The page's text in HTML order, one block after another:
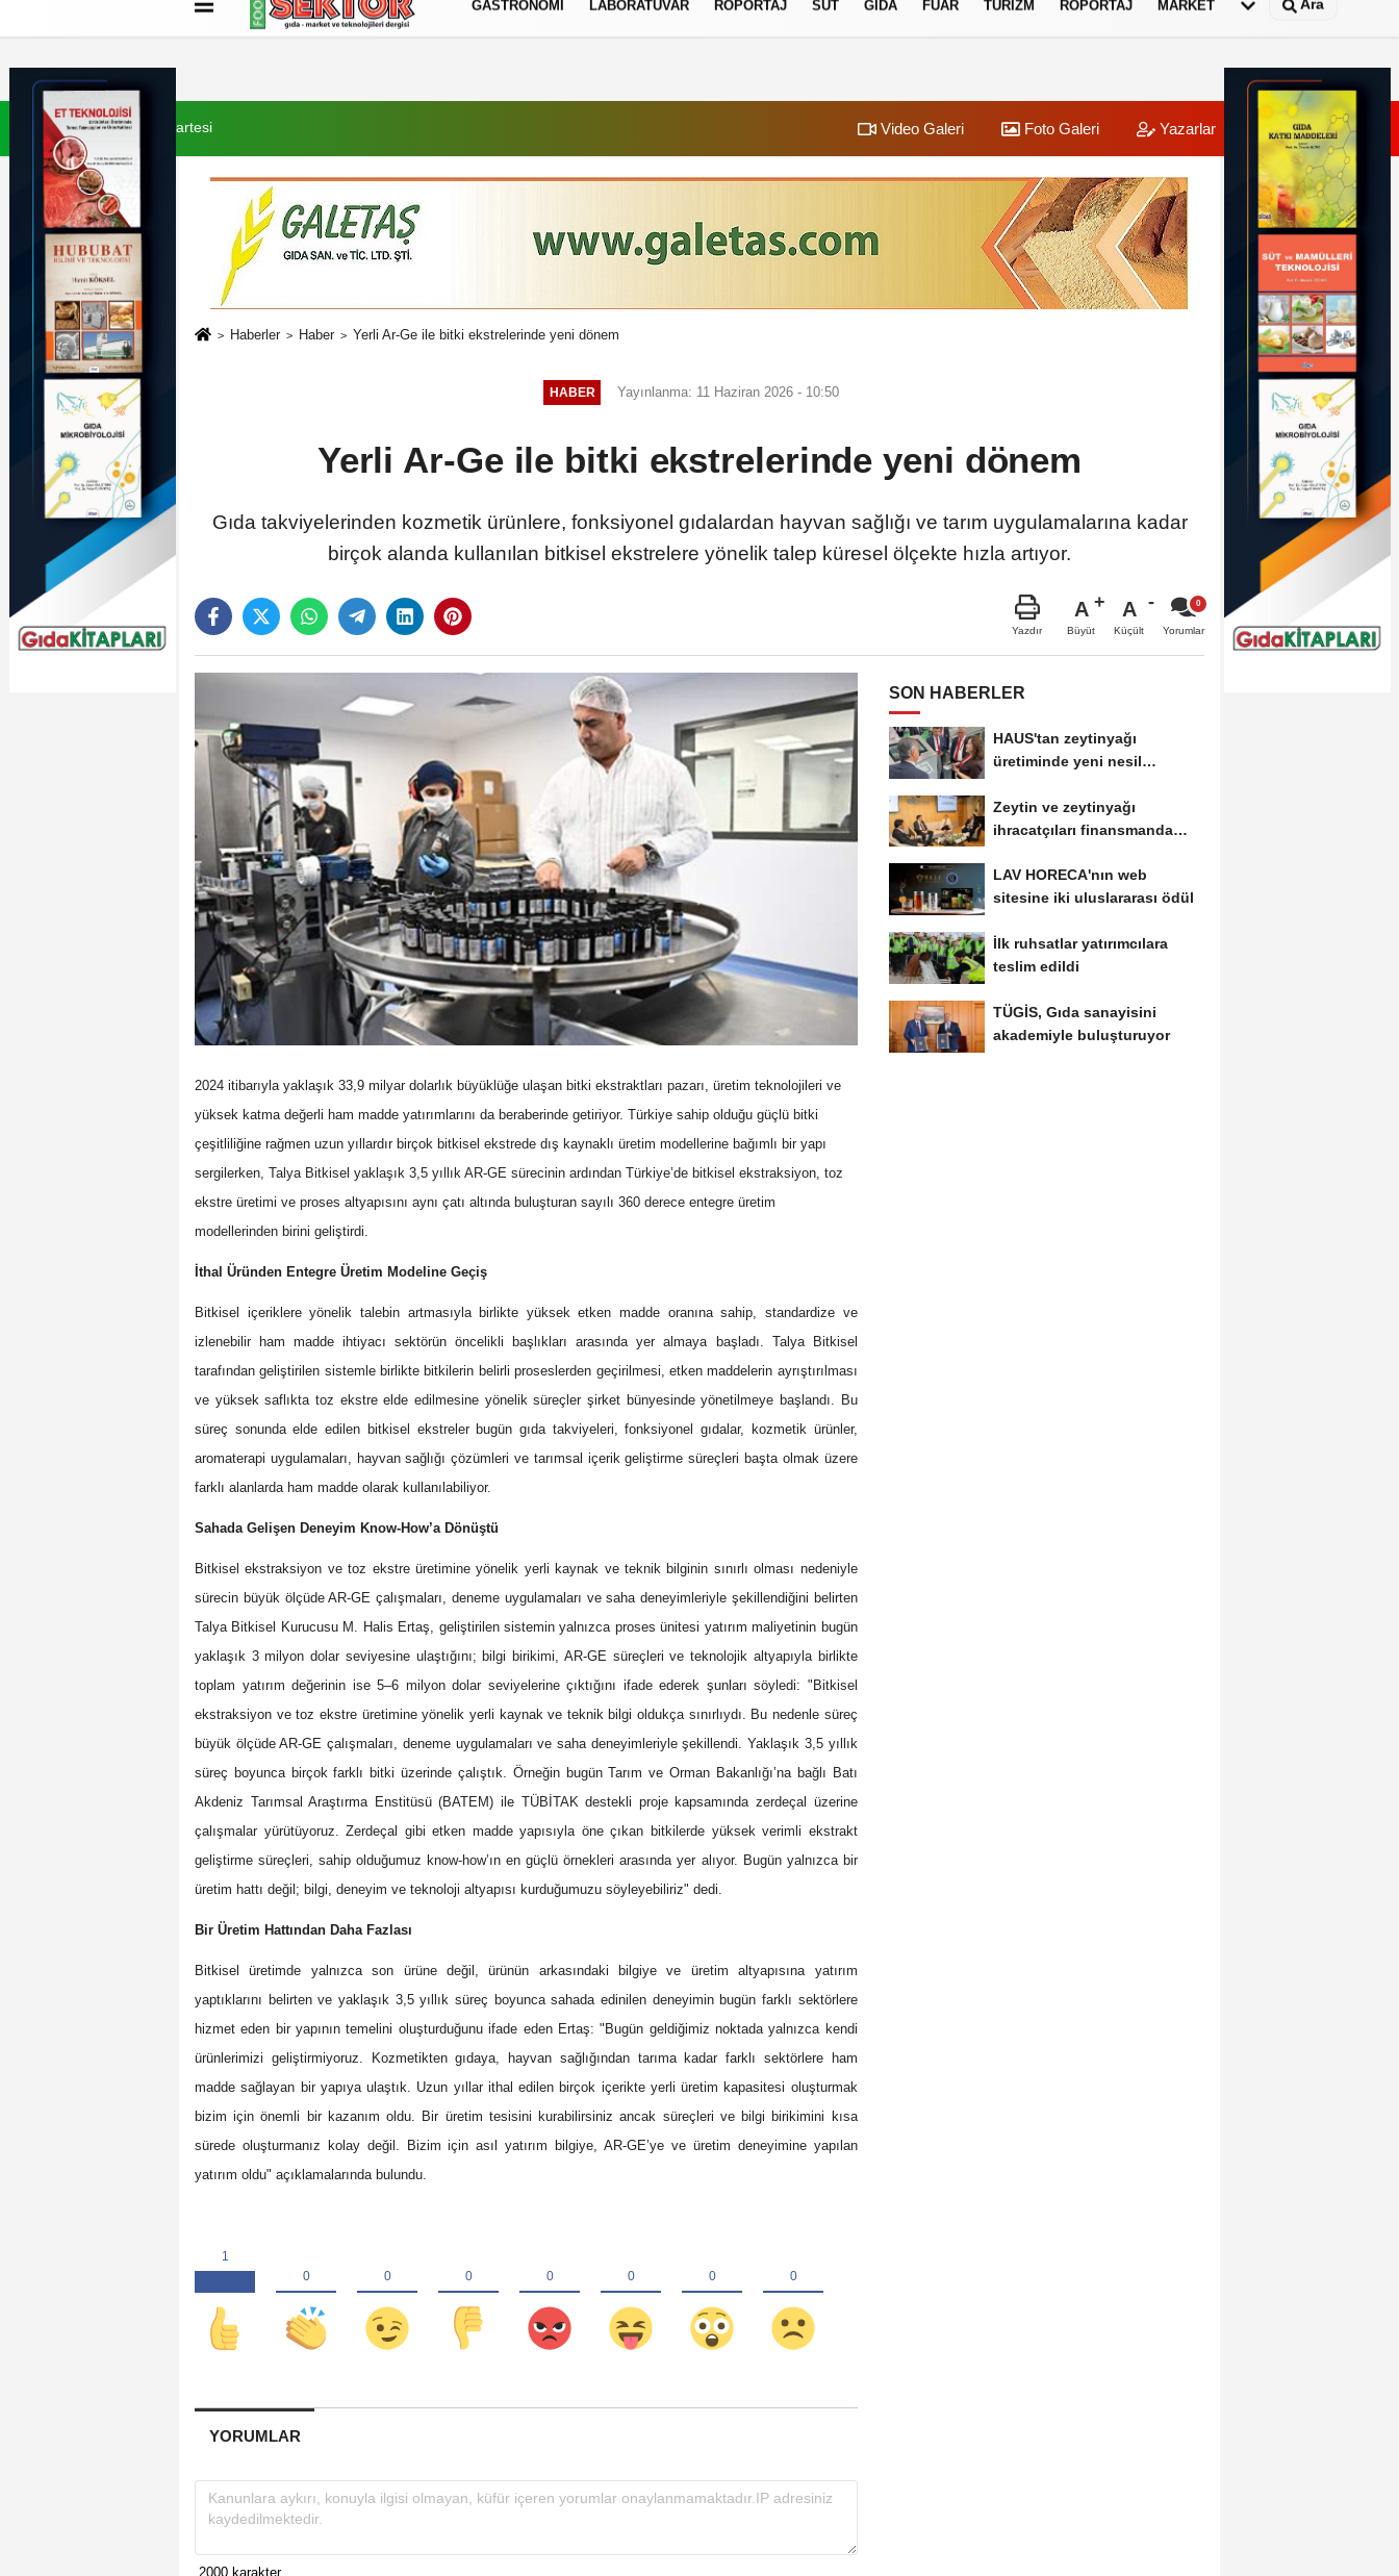
İletişim Çerez Politikası
GASTRONOMI LABORATUVAR RÖPORTAJ SÜT GIDA FUAR TURIZM RÖPORTAJ MARKET Ara
10 Ağustos 2026, Pazartesi Video Galeri Foto Galeri Yazarlar Üye Paneli
Haberler Haber Yerli Ar-Ge ile bitki ekstrelerinde yeni dönem
HABER Yayınlanma: 11 Haziran 2026 - 10:50
Yerli Ar-Ge ile bitki ekstrelerinde yeni dönem
Gıda takviyelerinden kozmetik ürünlere, fonksiyonel gıdalardan hayvan sağlığı ve tarım uygulamalarına kadar
birçok alanda kullanılan bitkisel ekstrelere yönelik talep küresel ölçekte hızla artıyor.
Yazdır
A
Büyüt
A
Küçült Yorumlar
2024 itibarıyla yaklaşık 33,9 milyar dolarlık büyüklüğe ulaşan bitki ekstraktları pazarı, üretim teknolojileri ve
yüksek katma değerli ham madde yatırımlarını da beraberinde getiriyor. Türkiye sahip olduğu güçlü bitki
çeşitliliğine rağmen uzun yıllardır birçok bitkisel ekstrede dış kaynaklı üretim modellerine bağımlı bir yapı
sergilerken, Talya Bitkisel yaklaşık 3,5 yıllık AR-GE sürecinin ardından Türkiye’de bitkisel ekstraksiyon, toz
ekstre üretimi ve proses altyapısını aynı çatı altında buluşturan sayılı 360 derece entegre üretim
modellerinden birini geliştirdi.
İthal Üründen Entegre Üretim Modeline Geçiş
Bitkisel içeriklere yönelik talebin artmasıyla birlikte yüksek etken madde oranına sahip, standardize ve
izlenebilir ham madde ihtiyacı sektörün öncelikli başlıkları arasında yer almaya başladı. Talya Bitkisel
tarafından geliştirilen sistemle birlikte bitkilerin belirli proseslerden geçirilmesi, etken maddelerin ayrıştırılması
ve yüksek saflıkta toz ekstre elde edilmesine yönelik süreçler şirket bünyesinde yönetilmeye başlandı. Bu
süreç sonunda elde edilen bitkisel ekstreler bugün gıda takviyeleri, fonksiyonel gıdalar, kozmetik ürünler,
aromaterapi uygulamaları, hayvan sağlığı çözümleri ve tarımsal içerik geliştirme süreçleri başta olmak üzere
farklı alanlarda ham madde olarak kullanılabiliyor.
Sahada Gelişen Deneyim Know-How’a Dönüştü
Bitkisel ekstraksiyon ve toz ekstre üretimine yönelik yerli kaynak ve teknik bilginin sınırlı olması nedeniyle
sürecin büyük ölçüde AR-GE çalışmaları, deneme uygulamaları ve saha deneyimleriyle şekillendiğini belirten
Talya Bitkisel Kurucusu M. Halis Ertaş, geliştirilen sistemin yalnızca proses ünitesi yatırım maliyetinin bugün
yaklaşık 3 milyon dolar seviyesine ulaştığını; bilgi birikimi, AR-GE süreçleri ve teknolojik altyapıyla birlikte
toplam yatırım değerinin ise 5–6 milyon dolar seviyelerine çıktığını ifade ederek şunları söyledi: "Bitkisel
ekstraksiyon ve toz ekstre üretimine yönelik yerli kaynak ve teknik bilgi oldukça sınırlıydı. Bu nedenle süreç
büyük ölçüde AR-GE çalışmaları, deneme uygulamaları ve saha deneyimleriyle şekillendi. Yaklaşık 3,5 yıllık
süreç boyunca birçok farklı bitki üzerinde çalıştık. Örneğin bugün Tarım ve Orman Bakanlığı’na bağlı Batı
Akdeniz Tarımsal Araştırma Enstitüsü (BATEM) ile TÜBİTAK destekli proje kapsamında zerdeçal üzerine
çalışmalar yürütüyoruz. Zerdeçal gibi etken madde yapısıyla öne çıkan bitkilerde yüksek verimli ekstrakt
geliştirme süreçleri, sahip olduğumuz know-how’ın en güçlü örnekleri arasında yer alıyor. Bugün yalnızca bir
üretim hattı değil; bilgi, deneyim ve teknoloji altyapısı kurduğumuzu söyleyebiliriz" dedi.
Bir Üretim Hattından Daha Fazlası
Bitkisel üretimde yalnızca son ürüne değil, ürünün arkasındaki bilgiye ve üretim altyapısına yatırım
yaptıklarını belirten ve yaklaşık 3,5 yıllık süreç boyunca sahada edinilen deneyimin bugün farklı sektörlere
hizmet eden bir yapının temelini oluşturduğunu ifade eden Ertaş: "Bugün geldiğimiz noktada yalnızca kendi
ürünlerimizi geliştirmiyoruz. Kozmetikten gıdaya, hayvan sağlığından tarıma kadarfarklı sektörlere ham
madde sağlayan bir yapıya ulaştık. Uzun yıllar ithal edilen birçok içerikte yerli üretim kapasitesi oluşturmak
bizim için önemli bir kazanım oldu. Bir üretim tesisini kurabilirsiniz ancak süreçleri ve bilgi birikimini kısa
sürede oluşturmanız kolay değil. Bizim için asıl yatırım bilgiye, AR-GE’ye ve üretim deneyimine yapılan
yatırım oldu" açıklamalarında bulundu.
YORUMLAR
SON HABERLER
HAUS'tan zeytinyağı
üretiminde yeni nesil
Zeytin ve zeytinyağı
ihracatçıları finansmanda
LAV HORECA'nın web
sitesine iki uluslararası ödül
İlk ruhsatlar yatırımcılara
teslim edildi
TÜGİS, Gıda sanayisini
akademiyle buluşturuyor